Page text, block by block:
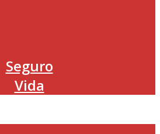
Seguro
Vida